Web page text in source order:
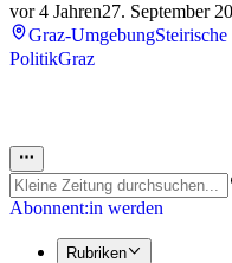
vor 4 Jahren27. September
Graz-Umgebung
PolitikGraz
Abonnent:in werden
Rubriken